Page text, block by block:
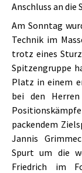
Anschluss an die
Am Sonntag
Technik im
trotz eines
Spitzengruppe
Platz in einem
bei den
packendem
Jannis
Spurt um die
Friedrich im